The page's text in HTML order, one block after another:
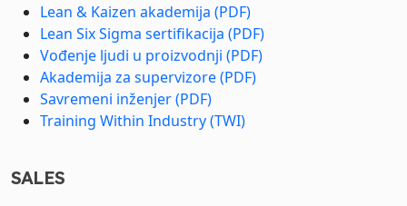
Lean & Kaizen akademija (PDF)
Lean Six Sigma sertifikacija (PDF)
Vođenje ljudi u proizvodnji (PDF)
Akademija za supervizore (PDF)
Savremeni inženjer (PDF)
Training Within Industry (TWI)
SALES